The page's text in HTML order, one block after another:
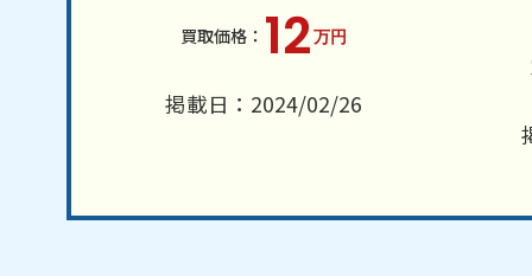
12万円
掲載日：2024/02/26